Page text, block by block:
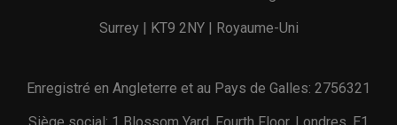
Surrey | KT9 2NY | Royaume-Uni
Enregistré en Angleterre et au Pays de Galles: 2756321